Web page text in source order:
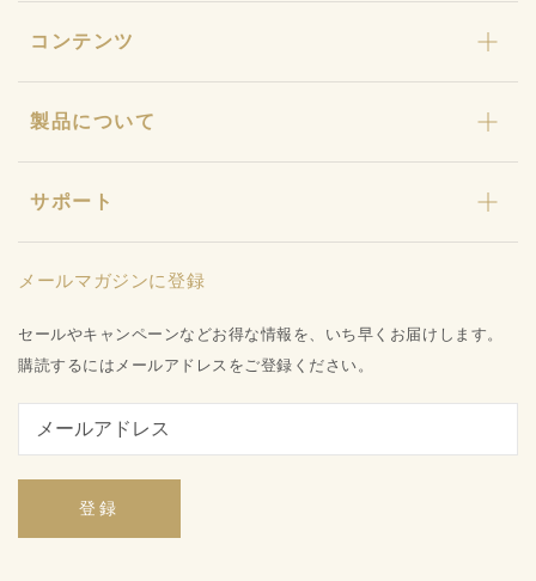
おまとめセット
わんにゃんカリカ
カリカ石鹸・カリカ浴
ギフト
キャンペーン
コンテンツ
ストーリー
カリカセラピ定期便
カリカセラピ定期便のご利用ガイド
お知らせ
お問い合わせ
製品について
店舗型販売店様募集
品質保証への取り組み
サポート
特定商取引法に基づく表記
会社概要
ご利用ガイド
メールマガジンに登録
セールやキャンペーンなどお得な情報を、いち早くお届けします。
購読するにはメールアドレスをご登録ください。
登録